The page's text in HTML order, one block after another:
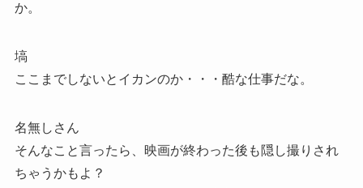
か。
塙
ここまでしないとイカンのか・・・酷な仕事だな。
名無しさん
そんなこと言ったら、映画が終わった後も隠し撮りされ
ちゃうかもよ？